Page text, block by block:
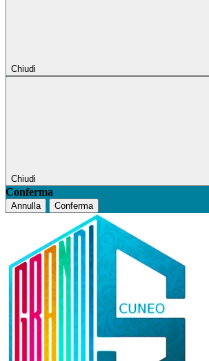
Chiudi
Chiudi
Conferma
Annulla Conferma